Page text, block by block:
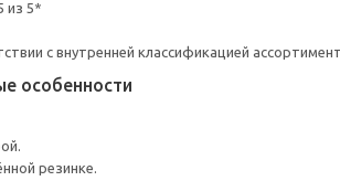
из 5*
с внутренней классификацией
особенности
резинке.